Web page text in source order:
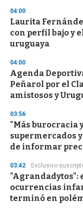
04:00
Laurita
con perfil bajo y
uruguaya
04:00
Agenda
Peñarol por el
amistosos y
03:56
"Más burocracia
supermercados
de informar
03:42 Exclusivo
"Agrandadytos":
ocurrencias
terminó en